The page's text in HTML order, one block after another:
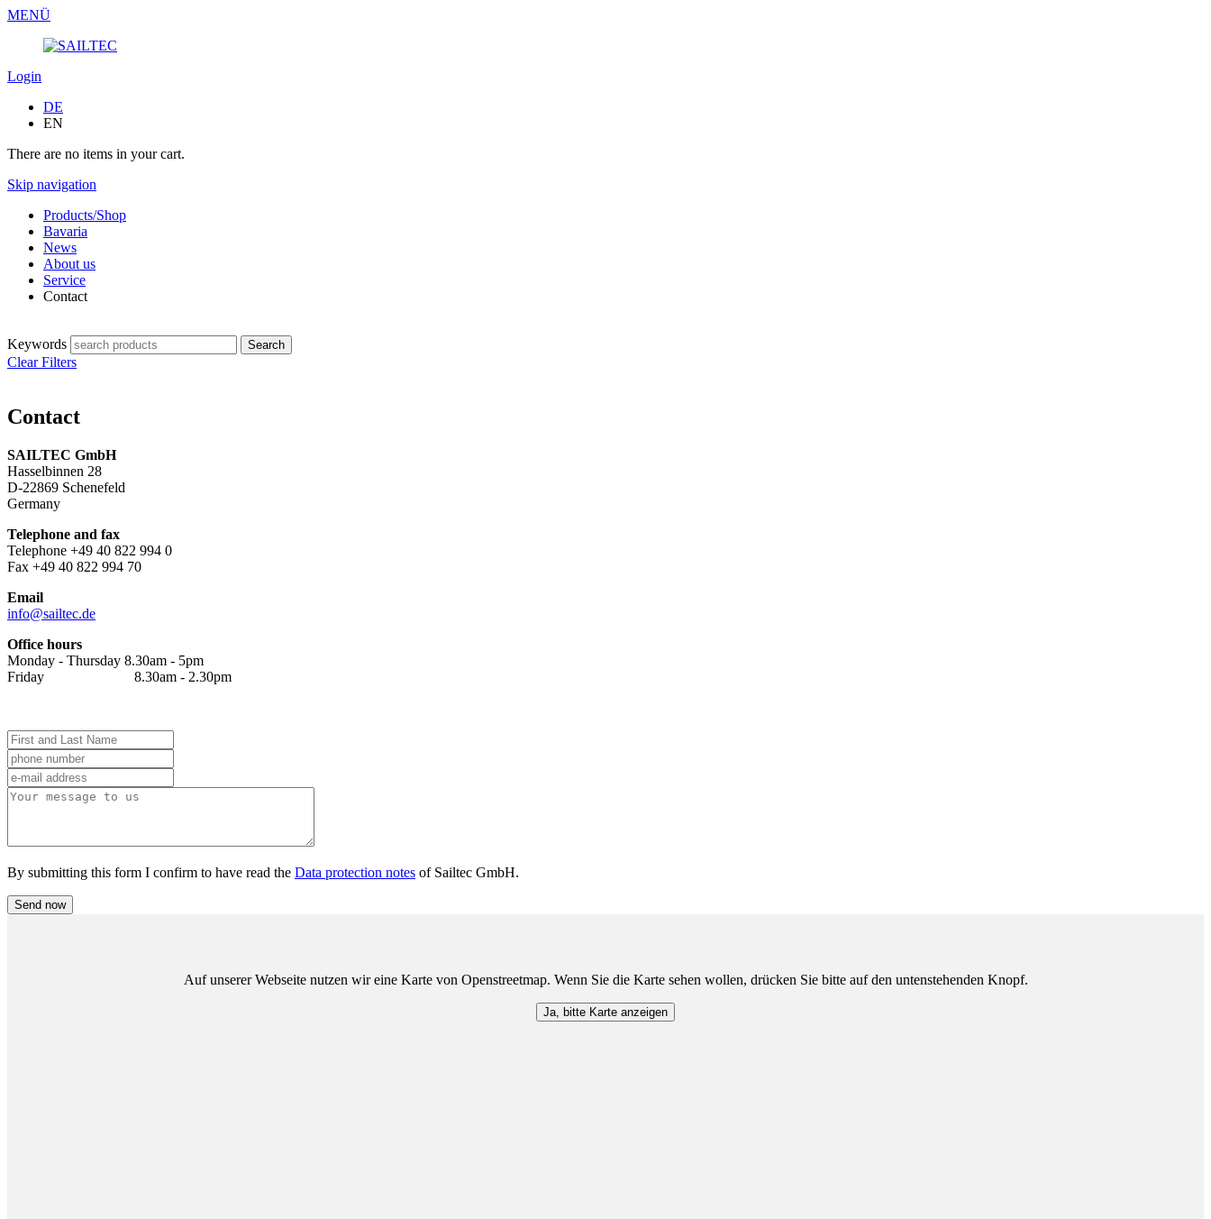
MENÜ
Login
DE
EN
There are no items in your cart.
Skip navigation
Products/Shop
Bavaria
News
About us
Service
Contact
Keywords
Clear Filters
Contact
SAILTEC GmbH
Hasselbinnen 28
D-22869 Schenefeld
Germany
Telephone and fax
Telephone +49 40 822 994 0
Fax +49 40 822 994 70
Email
info@sailtec.de
Office hours
Monday - Thursday 8.30am - 5pm
Friday 8.30am - 2.30pm
By submitting this form I confirm to have read the Data protection notes of Sailtec GmbH.
Auf unserer Webseite nutzen wir eine Karte von Openstreetmap. Wenn Sie die Karte sehen wollen, drücken Sie bitte auf den untenstehenden Knopf.
Ja, bitte Karte anzeigen